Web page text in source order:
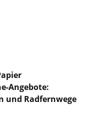
Angebote:
und Radfernwege